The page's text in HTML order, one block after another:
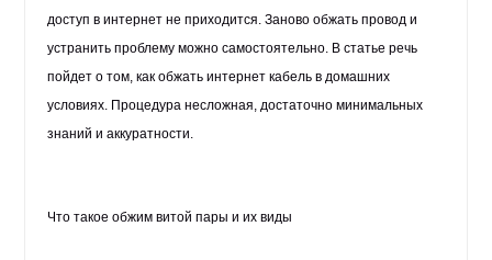
доступ в интернет не приходится. Заново обжать провод и
устранить проблему можно самостоятельно. В статье речь
пойдет о том, как обжать интернет кабель в домашних
условиях. Процедура несложная, достаточно минимальных
знаний и аккуратности.
Что такое обжим витой пары и их виды